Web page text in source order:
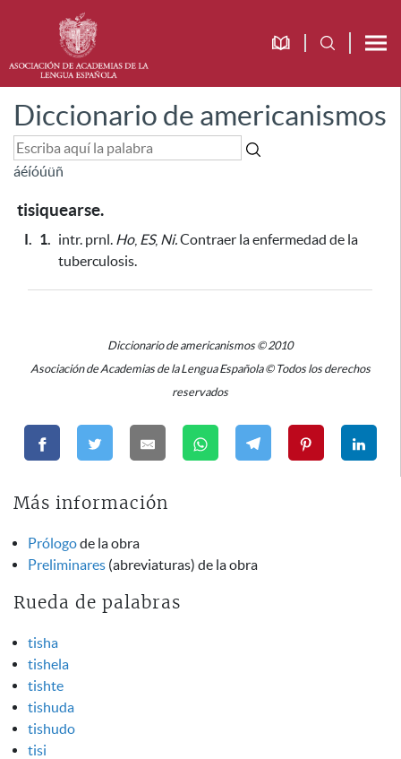
Diccionario de americanismos
áéíóúüñ
tisiquearse.
I. 1. intr. prnl. Ho, ES, Ni.Contraer la enfermedad de la
tuberculosis.
Diccionario de americanismos © 2010
Asociación de Academias de la Lengua Española © Todos los derechos
reservados
Más información
Prólogode la obra
Preliminares (abreviaturas) de la obra
Rueda de palabras
tisha
tishela
tishte
tishuda
tishudo
tisi